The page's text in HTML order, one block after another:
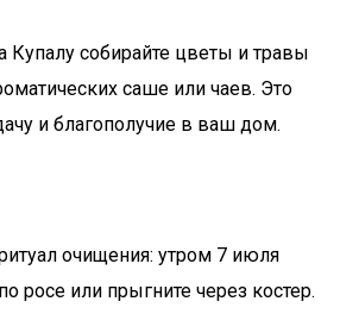
Купалу собирайте цветы и травы
саше или чаев. Это
и благополучие в ваш дом.
очищения: утром 7 июля
росе или прыгните через костер.